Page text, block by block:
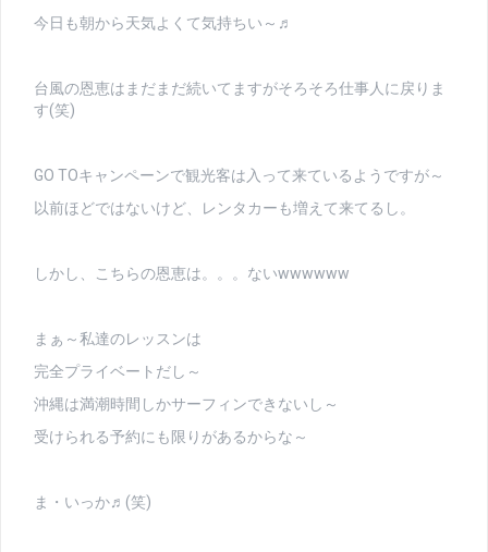
今日も朝から天気よくて気持ちい～♬
台風の恩恵はまだまだ続いてますがそろそろ仕事人に戻りま
す(笑)
GO TOキャンペーンで観光客は入って来ているようですが～
以前ほどではないけど、レンタカーも増えて来てるし。
しかし、こちらの恩恵は。。。ないwwwwww
まぁ～私達のレッスンは
完全プライベートだし～
沖縄は満潮時間しかサーフィンできないし～
受けられる予約にも限りがあるからな～
ま・いっか♬(笑)